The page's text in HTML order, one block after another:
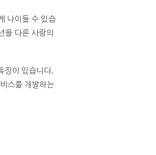
나이들 수 있습
을 다른 사람의
징이 있습니다.
스를 개발하는